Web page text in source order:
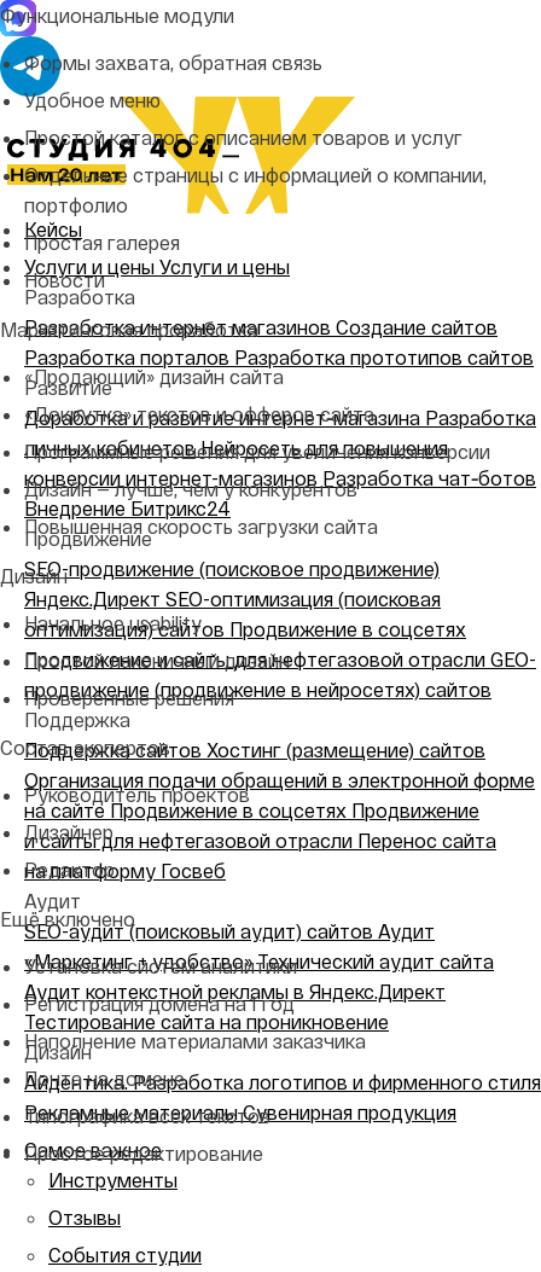
Кейсы
Услуги и цены Услуги и цены
Разработка
Разработка интернет магазинов Создание сайтов
Разработка порталов Разработка прототипов сайтов
Развитие
Доработка и развитие интернет‑магазина Разработка
личных кабинетовНейросеть для повышения
конверсии интернет-магазинов Разработка чат‑ботов
Внедрение Битрикс24
Продвижение
SEO-продвижение (поисковое продвижение)
Яндекс.Директ SEO-оптимизация (поисковая
оптимизация) сайтов Продвижение в соцсетях
Продвижение и сайты для нефтегазовой отрасли GEO-
продвижение (продвижение в нейросетях) сайтов
Поддержка
Поддержка сайтов Хостинг (размещение) сайтов
Организация подачи обращений в электронной форме
на сайтеПродвижение в соцсетях Продвижение
и сайты для нефтегазовой отрасли Перенос сайта
на платформу Госвеб
Аудит
SEO-аудит (поисковый аудит) сайтов Аудит
«Маркетинг + удобство»Технический аудит сайта
Аудит контекстной рекламы в Яндекс.Директ
Тестирование сайта на проникновение
Дизайн
Айдентика. Разработка логотипов и фирменного стиля
Рекламные материалыСувенирная продукция
Самое важное
Инструменты
Отзывы
События студии
Функциональные модули
Формы захвата, обратная связь
Удобное меню
Простой каталог с описанием товаров и услуг
Отдельные страницы с информацией о компании,
портфолио
Простая галерея
Новости
Маркетинговая проработка
«Продающий» дизайн сайта
«Докрутка» текстов и офферов сайта
Программные решения для увеличения конверсии
Дизайн — лучше, чем у конкурентов
Повышенная скорость загрузки сайта
Дизайн
Начальное usability
Простой лаконичный дизайн
Проверенные решения
Состав экспертов
Руководитель проектов
Дизайнер
Редактор
Ещё включено
Установка систем аналитики
Регистрация домена на 1 год
Наполнение материалами заказчика
Почта на домене
Типографика всех текстов
Простое редактирование